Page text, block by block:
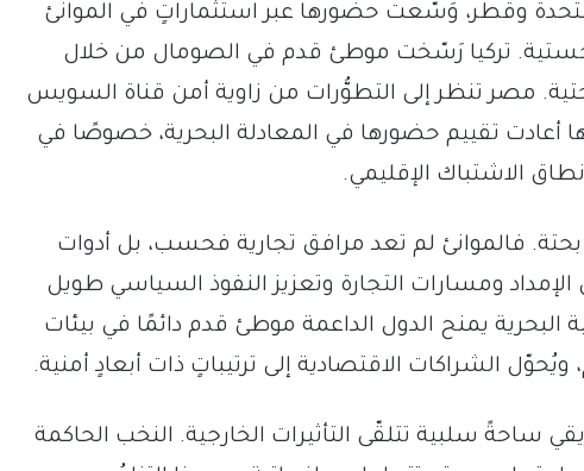
وقطر، وَسّعت حضورها عبر استثماراتٍ في الموانئ
تركيا رَسّخت موطئ قدم في الصومال من خلال
مصر تنظر إلى التطوُّرات من زاوية أمن قناة السويس
أعادت تقييم حضورها في المعادلة البحرية، خصوصًا في
الاشتباك الإقليمي.
فالموانئ لم تعد مرافق تجارية فحسب، بل أدوات
ومسارات التجارة وتعزيز النفوذ السياسي طويل
البحرية يمنح الدول الداعمة موطئ قدم دائمًا في بيئات
الشراكات الاقتصادية إلى ترتيباتٍ ذات أبعادٍ أمنية.
ساحةً سلبية تتلقّى التأثيرات الخارجية. النخب الحاكمة